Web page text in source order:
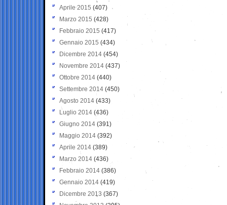
Aprile 2015 (407)
Marzo 2015 (428)
Febbraio 2015 (417)
Gennaio 2015 (434)
Dicembre 2014 (454)
Novembre 2014 (437)
Ottobre 2014 (440)
Settembre 2014 (450)
Agosto 2014 (433)
Luglio 2014 (436)
Giugno 2014 (391)
Maggio 2014 (392)
Aprile 2014 (389)
Marzo 2014 (436)
Febbraio 2014 (386)
Gennaio 2014 (419)
Dicembre 2013 (367)